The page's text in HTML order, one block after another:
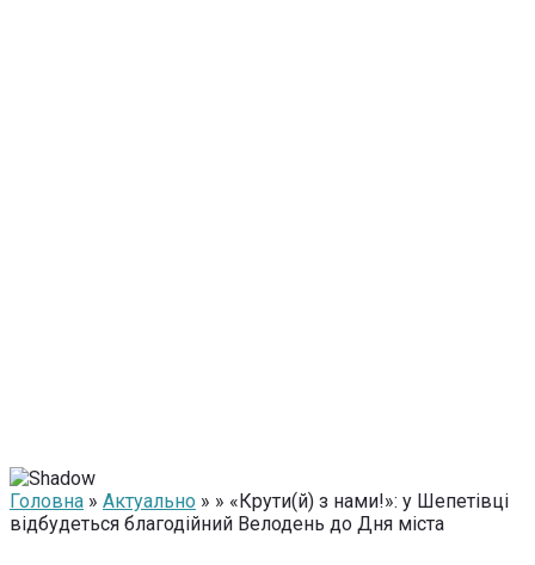
Головна » Актуально » » «Крути(й) з нами!»: у Шепетівці
відбудеться благодійний Велодень до Дня міста